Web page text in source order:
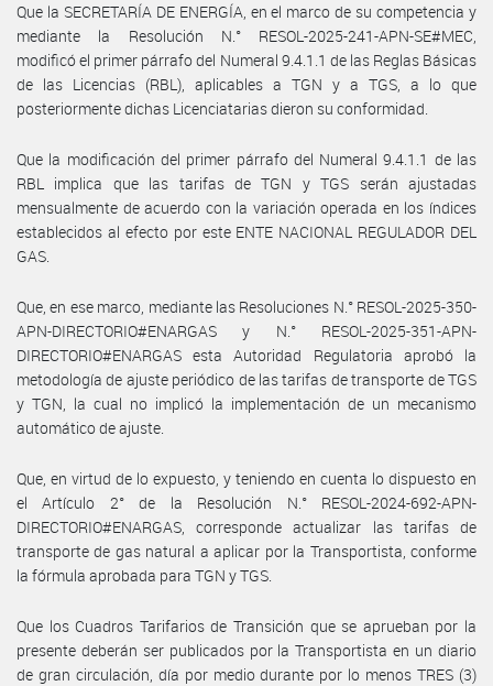
Que la SECRETARÍA DE ENERGÍA, en el marco de su competencia y
mediante la Resolución N.° RESOL-2025-241-APN-SE#MEC,
modificó el primer párrafo del Numeral 9.4.1.1 de las Reglas Básicas
de las Licencias (RBL), aplicables a TGN y a TGS, a lo que
posteriormente dichas Licenciatarias dieron su conformidad.
Que la modificación del primer párrafo del Numeral 9.4.1.1 de las
RBL implica que las tarifas de TGN y TGS serán ajustadas
mensualmente de acuerdo con la variación operada en los índices
establecidos al efecto por este ENTE NACIONAL REGULADOR DEL
GAS.
Que, en ese marco, mediante las Resoluciones N.° RESOL-2025-350-
APN-DIRECTORIO#ENARGAS y N.° RESOL-2025-351-APN-
DIRECTORIO#ENARGAS esta Autoridad Regulatoria aprobó la
metodología de ajuste periódico de las tarifas de transporte de TGS
y TGN, la cual no implicó la implementación de un mecanismo
automático de ajuste.
Que, en virtud de lo expuesto, y teniendo en cuenta lo dispuesto en
el Artículo 2° de la Resolución N.° RESOL-2024-692-APN-
DIRECTORIO#ENARGAS, corresponde actualizar las tarifas de
transporte de gas natural a aplicar por la Transportista, conforme
la fórmula aprobada para TGN y TGS.
Que los Cuadros Tarifarios de Transición que se aprueban por la
presente deberán ser publicados por la Transportista en un diario
de gran circulación, día por medio durante por lo menos TRES (3)